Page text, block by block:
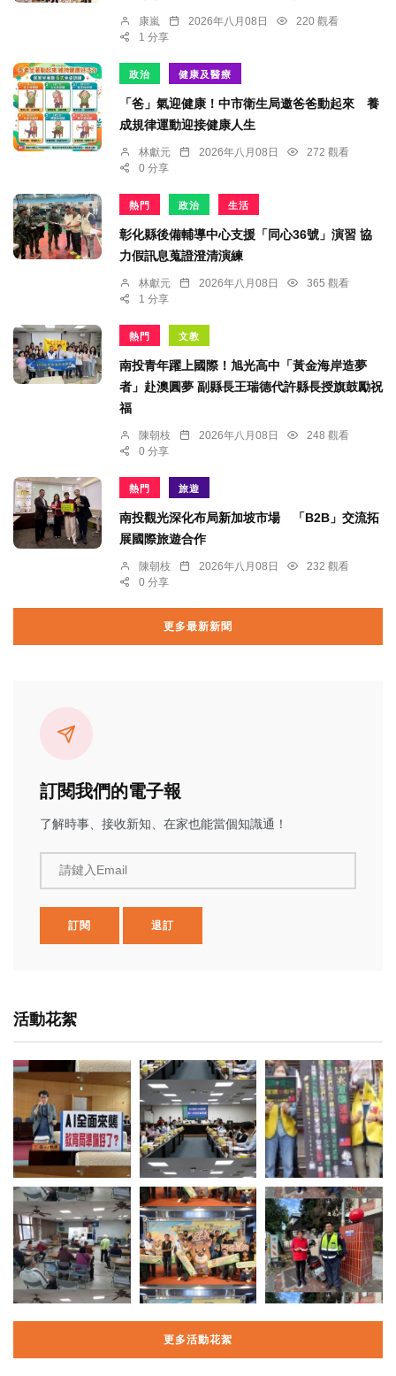
康嵐 2026年八月08日
220 觀看
1 分享
政治 健康及醫療
「爸」氣迎健康！中市衛生局邀爸爸動起來 養
成規律運動迎接健康人生
林獻元 2026年八月08日
272 觀看
0 分享
熱門 政治 生活
彰化縣後備輔導中心支援「同心36號」演習 協
力假訊息蒐證澄清演練
林獻元 2026年八月08日
365 觀看
1 分享
熱門 文教
南投青年躍上國際！旭光高中「黃金海岸造夢
者」赴澳圓夢 副縣長王瑞德代許縣長授旗鼓勵祝
福
陳朝枝 2026年八月08日
248 觀看
0 分享
熱門 旅遊
南投觀光深化布局新加坡市場 「B2B」交流拓
展國際旅遊合作
陳朝枝 2026年八月08日
232 觀看
0 分享
更多最新新聞
訂閱我們的電子報
了解時事、接收新知、在家也能當個知識通！
請鍵入Email
訂閱 退訂
活動花絮
更多活動花絮